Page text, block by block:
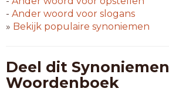
- Ander woord voor slogans
» Bekijk populaire synoniemen
Deel dit Synoniemen
Woordenboek